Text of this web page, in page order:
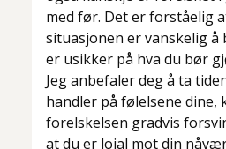
med før. Det er forståelig
situasjonen er vanskelig å
er usikker på hva du bør
Jeg anbefaler deg å ta
handler på følelsene dine,
forelskelsen gradvis
at du er lojal mot din